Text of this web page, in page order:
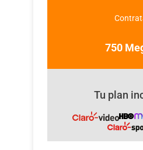
750
Tu plan